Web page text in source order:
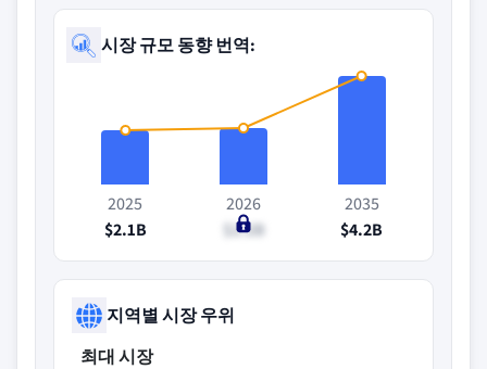
시장 규모 동향 번역:
2025
$2.1B
2026
$2.2B
2035
$4.2B
지역별 시장 우위
최대 시장